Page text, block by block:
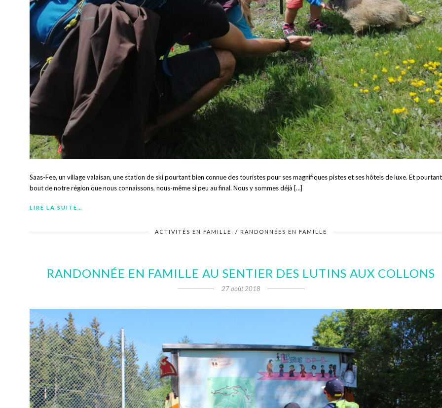
Saas-Fee, un village valaisan, une station de ski pourtant bien connue des touristes pour ses magnifiques pistes et ses hôtels de luxe. Et
bout de notre région que nous connaissons, nous-même si peu au final. Nous y sommes déjà […]
LIRE LA SUITE…
ACTIVITÉS EN FAMILLE / RANDONNÉES EN FAMILLE
RANDONNÉE EN FAMILLE AU SENTIER DES LUTINS AUX COLLONS
27 août 2018